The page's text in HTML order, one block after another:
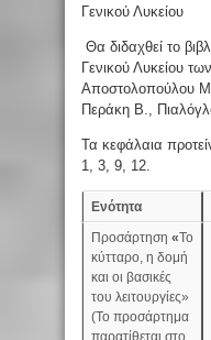
Γενικού Λυκείου
Θα διδαχθεί το
Γενικού Λυκείου
Αποστολοπούλου
Περάκη Β.,
Τα κεφάλαια
1, 3, 9, 12.
Ενότητα
Προσάρτηση «Το
κύτταρο, η δομή
και οι βασικές
του λειτουργίες»
(Το προσάρτημα
παρατίθεται στο